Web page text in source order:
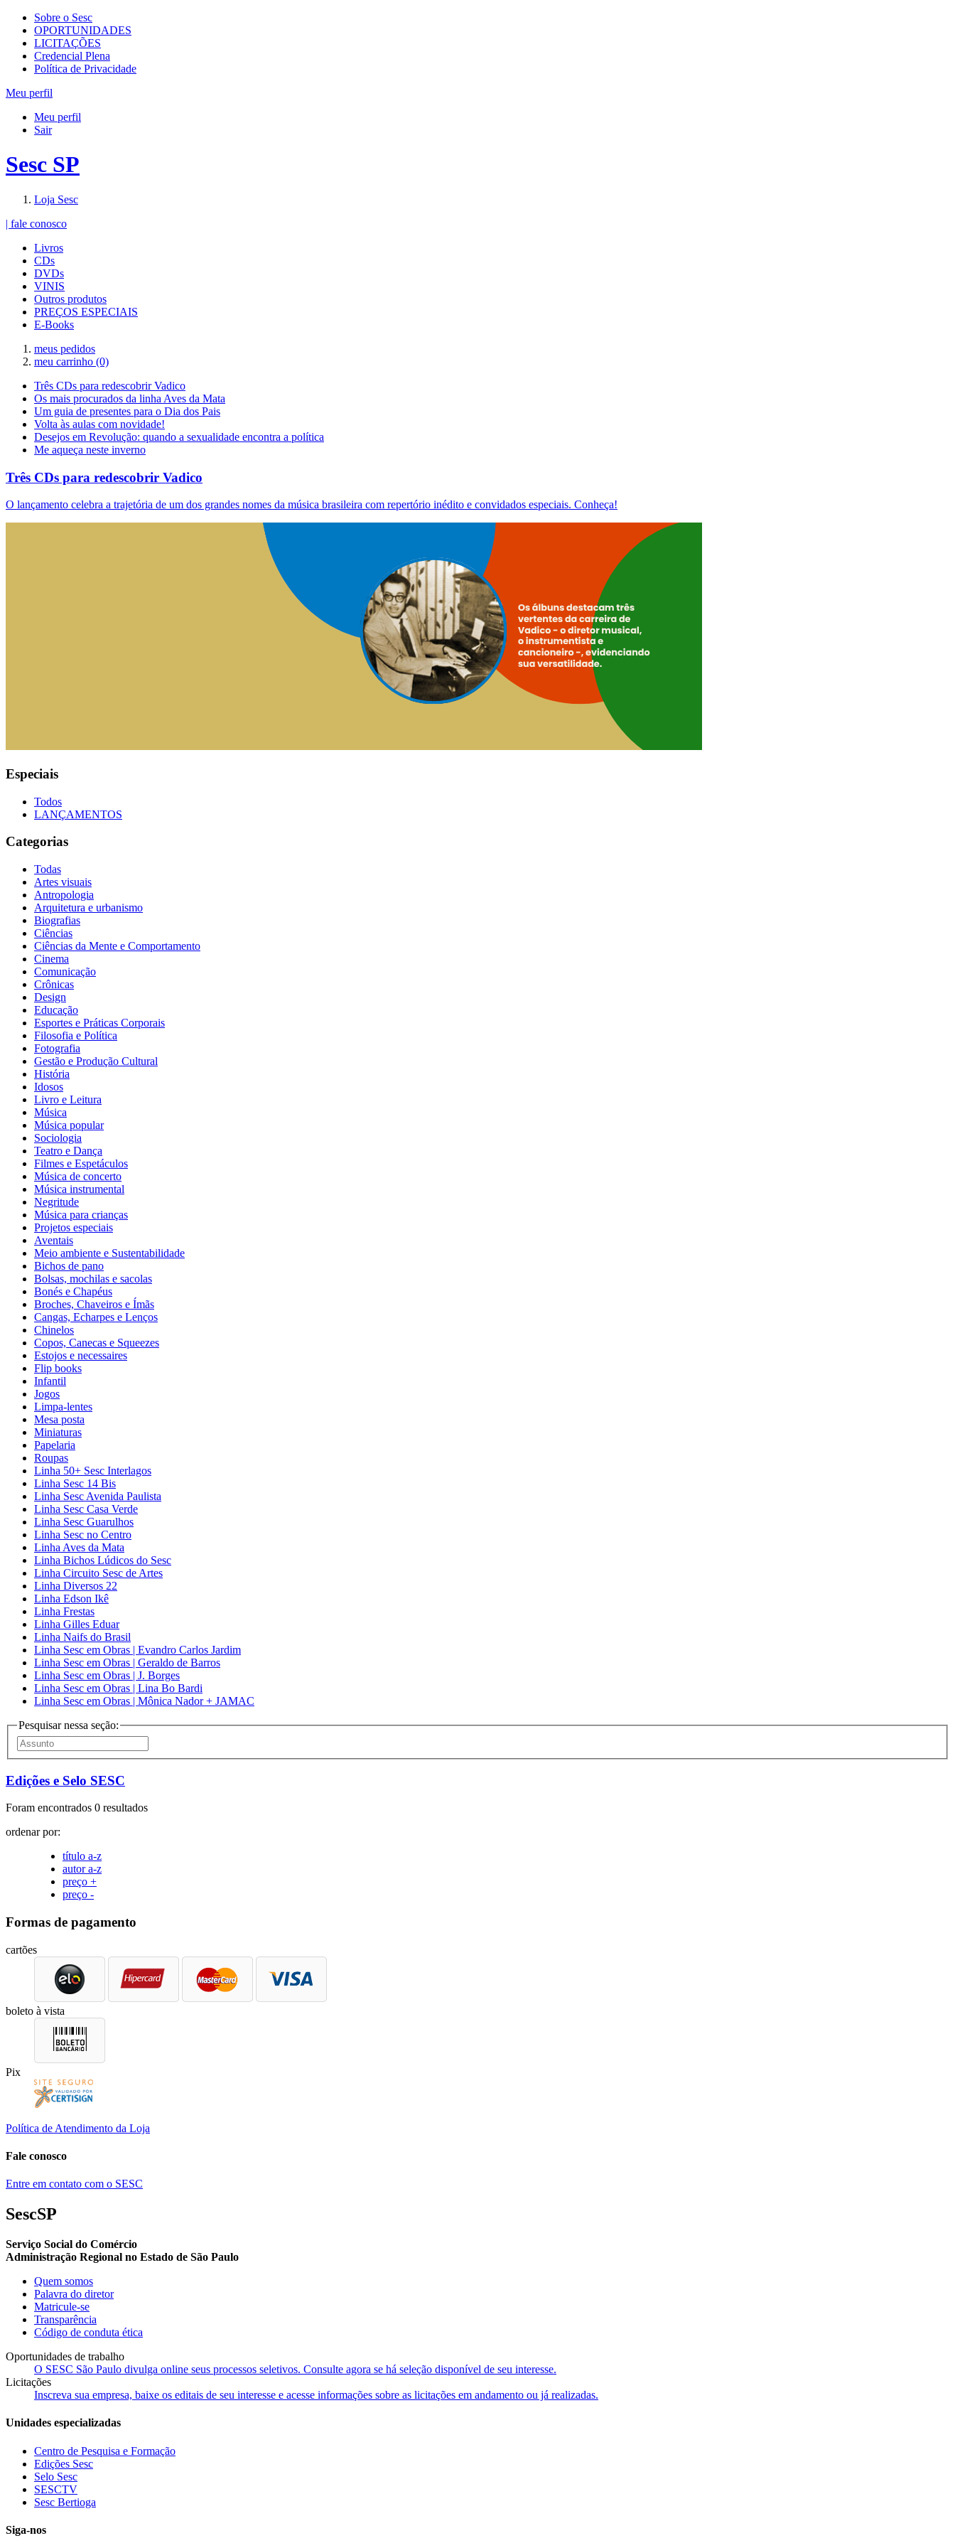
Sobre o Sesc
OPORTUNIDADES
LICITAÇÕES
Credencial Plena
Política de Privacidade
Meu perfil
Meu perfil
Sair
Sesc SP
Loja Sesc
| fale conosco
Livros
CDs
DVDs
VINIS
Outros produtos
PREÇOS ESPECIAIS
E-Books
meus pedidos
meu carrinho (0)
Três CDs para redescobrir Vadico
Os mais procurados da linha Aves da Mata
Um guia de presentes para o Dia dos Pais
Volta às aulas com novidade!
Desejos em Revolução: quando a sexualidade encontra a política
Me aqueça neste inverno
Três CDs para redescobrir Vadico
O lançamento celebra a trajetória de um dos grandes nomes da música brasileira com repertório inédito e convidados especiais. Conheça!
Especiais
Todos
LANÇAMENTOS
Categorias
Todas
Artes visuais
Antropologia
Arquitetura e urbanismo
Biografias
Ciências
Ciências da Mente e Comportamento
Cinema
Comunicação
Crônicas
Design
Educação
Esportes e Práticas Corporais
Filosofia e Política
Fotografia
Gestão e Produção Cultural
História
Idosos
Livro e Leitura
Música
Música popular
Sociologia
Teatro e Dança
Filmes e Espetáculos
Música de concerto
Música instrumental
Negritude
Música para crianças
Projetos especiais
Aventais
Meio ambiente e Sustentabilidade
Bichos de pano
Bolsas, mochilas e sacolas
Bonés e Chapéus
Broches, Chaveiros e Ímãs
Cangas, Echarpes e Lenços
Chinelos
Copos, Canecas e Squeezes
Estojos e necessaires
Flip books
Infantil
Jogos
Limpa-lentes
Mesa posta
Miniaturas
Papelaria
Roupas
Linha 50+ Sesc Interlagos
Linha Sesc 14 Bis
Linha Sesc Avenida Paulista
Linha Sesc Casa Verde
Linha Sesc Guarulhos
Linha Sesc no Centro
Linha Aves da Mata
Linha Bichos Lúdicos do Sesc
Linha Circuito Sesc de Artes
Linha Diversos 22
Linha Edson Ikê
Linha Frestas
Linha Gilles Eduar
Linha Naifs do Brasil
Linha Sesc em Obras | Evandro Carlos Jardim
Linha Sesc em Obras | Geraldo de Barros
Linha Sesc em Obras | J. Borges
Linha Sesc em Obras | Lina Bo Bardi
Linha Sesc em Obras | Mônica Nador + JAMAC
Pesquisar nessa seção:
Edições e Selo SESC
Foram encontrados 0 resultados
ordenar por:
título a-z
autor a-z
preço +
preço -
Formas de pagamento
cartões
boleto à vista
Pix
Política de Atendimento da Loja
Fale conosco
Entre em contato com o SESC
SescSP
Serviço Social do Comércio
Administração Regional no Estado de São Paulo
Quem somos
Palavra do diretor
Matricule-se
Transparência
Código de conduta ética
Oportunidades de trabalho
O SESC São Paulo divulga online seus processos seletivos. Consulte agora se há seleção disponível de seu interesse.
Licitações
Inscreva sua empresa, baixe os editais de seu interesse e acesse informações sobre as licitações em andamento ou já realizadas.
Unidades especializadas
Centro de Pesquisa e Formação
Edições Sesc
Selo Sesc
SESCTV
Sesc Bertioga
Siga-nos